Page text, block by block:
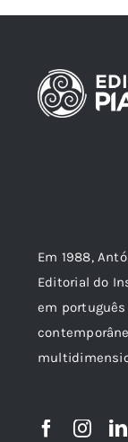
Em 1988,
Editorial do
em